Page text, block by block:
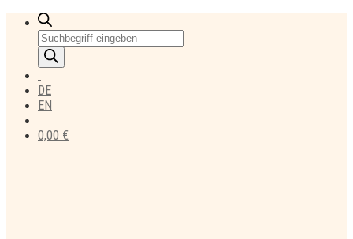
Products
search
DE
EN
0,00 €